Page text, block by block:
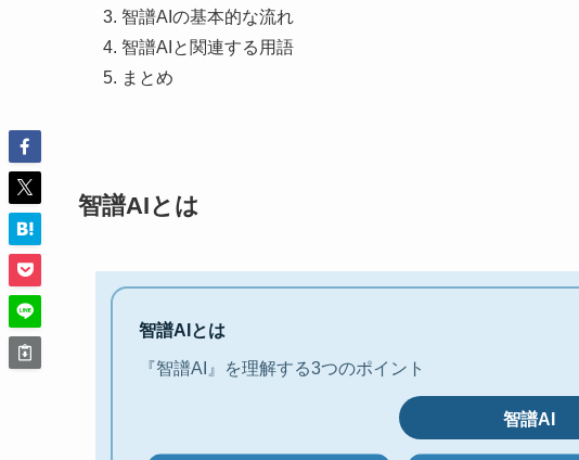
智譜AIの基本的な流れ
智譜AIと関連する用語
まとめ
智譜AIとは
智譜AIとは
『智譜AI』を理解する3つのポイント
智譜AI